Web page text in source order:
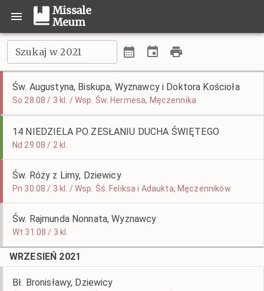
Missale
Meum
Szukaj w 2021
Św. Augustyna, Biskupa, Wyznawcy i Doktora Kościoła
So 28.08 / 3 kl. / Wsp. Św. Hermesa, Męczennika
14 NIEDZIELA PO ZESŁANIU DUCHA ŚWIĘTEGO
Nd 29.08 / 2 kl.
Św. Róży z Limy, Dziewicy
Pn 30.08 / 3 kl. / Wsp. Śś. Feliksa i Adaukta, Męczenników
Św. Rajmunda Nonnata, Wyznawcy
Wt 31.08 / 3 kl.
WRZESIEŃ 2021
Bł. Bronisławy, Dziewicy